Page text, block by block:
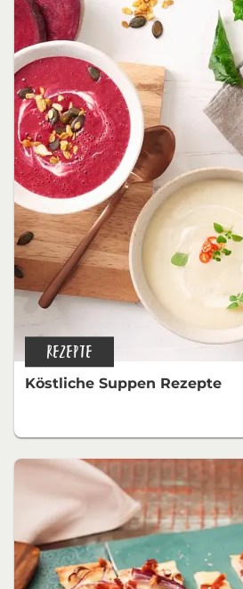
REZEPTE
Köstliche Suppen Rezepte